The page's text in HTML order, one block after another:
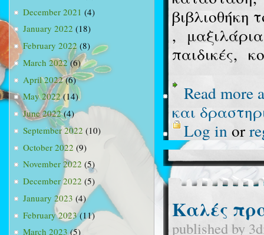
December 2021 (4)
January 2022 (18)
February 2022 (8)
March 2022(6)
April 2022(6)
May 2022(14)
June 2022(4)
September 2022 (10)
October 2022 (9)
November 2022 (5)
December 2022 (5)
January 2023 (4)
February 2023(11)
March 2023(5)
βιβλιοθήκη
,
παιδικές,
Read more
και
Log inor
Καλές
published by